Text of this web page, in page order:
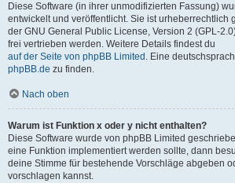
Diese Software (in ihrer unmodifizierten Fassung)
entwickelt und veröffentlicht. Sie ist urheberrechtlich
der GNU General Public License, Version 2 (GPL-
frei vertrieben werden. Weitere Details findest du
auf der Seite von phpBB Limited . Eine
phpBB.de zu finden.
Nach oben
Warum ist Funktion x oder y nicht enthalten?
Diese Software wurde von phpBB Limited
eine Funktion implementiert werden sollte, dann
deine Stimme für bestehende Vorschläge abgeben
vorschlagen kannst.